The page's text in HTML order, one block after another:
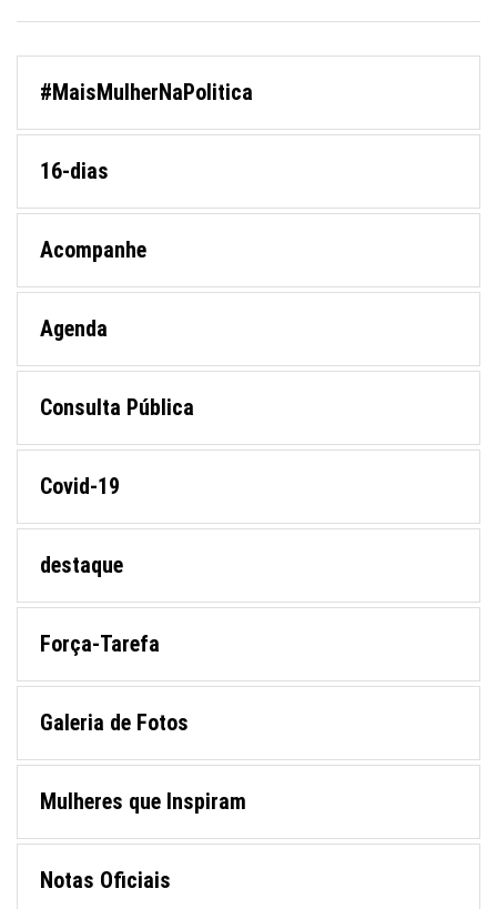
#MaisMulherNaPolitica
16-dias
Acompanhe
Agenda
Consulta Pública
Covid-19
destaque
Força-Tarefa
Galeria de Fotos
Mulheres que Inspiram
Notas Oficiais